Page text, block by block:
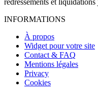
redressements et
INFORMATIONS
À propos
Widget pour votre site
Contact & FAQ
Mentions légales
Privacy
Cookies